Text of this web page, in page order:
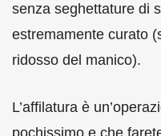
senza seghettature di
estremamente curato
ridosso del manico).
L’affilatura è